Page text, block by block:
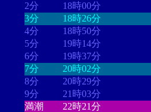
2分
18時00分
3分
18時26分
4分
18時50分
5分
19時14分
6分
19時37分
7分
20時02分
8分
20時29分
9分
21時03分
満潮
22時21分